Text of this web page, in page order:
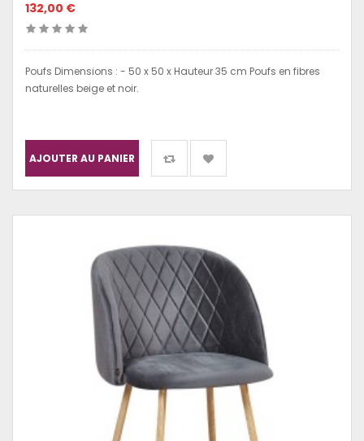
132,00 €
Poufs Dimensions : - 50 x 50 x Hauteur 35 cm Poufs en fibres
naturelles beige et noir.
AJOUTER AU PANIER